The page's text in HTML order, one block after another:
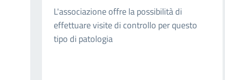
L'associazione offre la possibilità di
effettuare visite di controllo per questo
tipo di patologia